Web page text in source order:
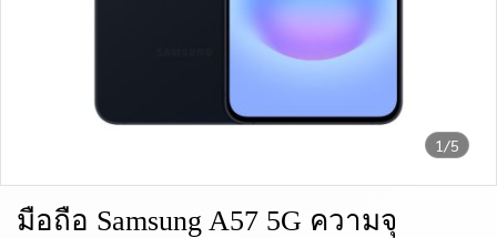
1/5
มือถือ Samsung A57 5G ความจุ